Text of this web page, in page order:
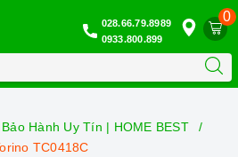
0
028.66.79.8989
0933.800.899
Hành Uy Tín | HOME BEST
TC0418C